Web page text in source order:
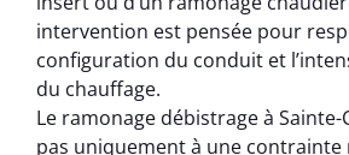
intervention est pensée pour
configuration du conduit et
du chauffage.
Le ramonage débistrage à
pas uniquement à une contrainte